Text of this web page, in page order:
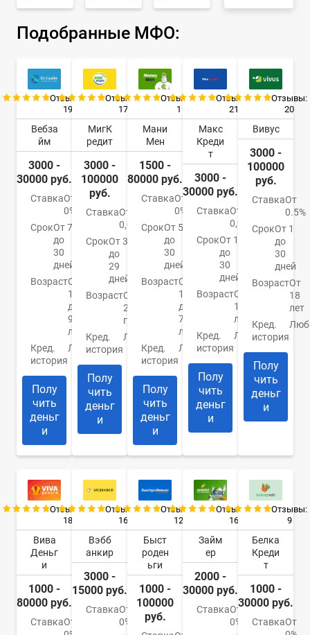
Подобранные МФО:
Отзывы:
19
Вебза
йм
3000 -
30000 руб.
СтавкаОт
0%
СрокОт 7
до
30
дней
ВозрастОт
18
до
90
лет
Кред.
история
Любая
Полу
чить
деньг
и
Отзывы:
17
МигК
редит
3000 -
100000
руб.
СтавкаОт
0,08%
СрокОт 3
до
29
дней
ВозрастОт
21
года
Кред.
история
Любая
Полу
чить
деньг
и
Отзывы:
1
Мани
Мен
1500 -
80000 руб.
СтавкаОт
0%
СрокОт 5
до
30
дней
ВозрастОт
18
до
75
лет
Кред.
история
Любая
Полу
чить
деньг
и
Отзывы:
21
Макс
Креди
т
3000 -
30000 руб.
СтавкаОт
0,9%
СрокОт 1
до
30
дней
ВозрастОт
18
лет
Кред.
история
Любая
Полу
чить
деньг
и
Отзывы:
20
Вивус
3000 -
100000
руб.
СтавкаОт
0.5%
СрокОт 1
до
30
дней
ВозрастОт
18
лет
Кред.
история
Полу
чить
деньг
и
Отзывы:
18
Вива
Деньг
и
1000 -
80000 руб.
СтавкаОт
Отзывы:
16
Вэбб
анкир
3000 -
15000 руб.
СтавкаОт
0%
Отзывы:
12
Быст
роден
ьги
1000 -
100000
руб.
Отзывы:
16
Займ
ер
2000 -
30000 руб.
СтавкаОт
0%
Отзывы:
9
Белка
Креди
т
1000 -
30000 руб.
СтавкаОт